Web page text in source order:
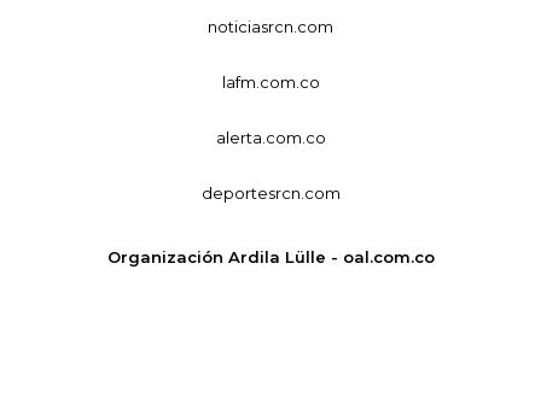
noticiasrcn.com
lafm.com.co
alerta.com.co
deportesrcn.com
Organización Ardila Lülle - oal.com.co